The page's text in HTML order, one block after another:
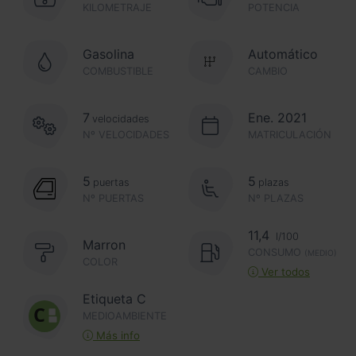
KILOMETRAJE
POTENCIA
Gasolina
COMBUSTIBLE CAMBIO
Automático
Nº VELOCIDADES
7 velocidades Ene. 2021
MATRICULACIÓN
Nº PUERTAS
5 puertas
Nº PLAZAS
5 plazas
Marron
COLOR
11,4
l/100
CONSUMO
(MEDIO)
Ver todos
Etiqueta C
MEDIOAMBIENTE
Más info